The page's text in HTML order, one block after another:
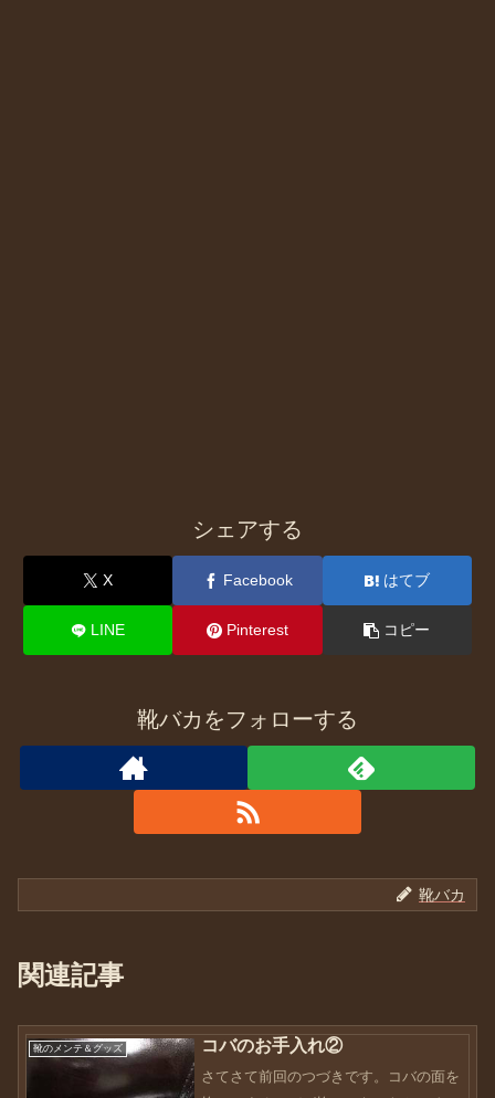
シェアする
X Facebook はてブ
LINE Pinterest コピー
靴バカをフォローする
靴バカ
関連記事
靴のメンテ＆グッズ コバのお手入れ②
さてさて前回のつづきです。コバの面を